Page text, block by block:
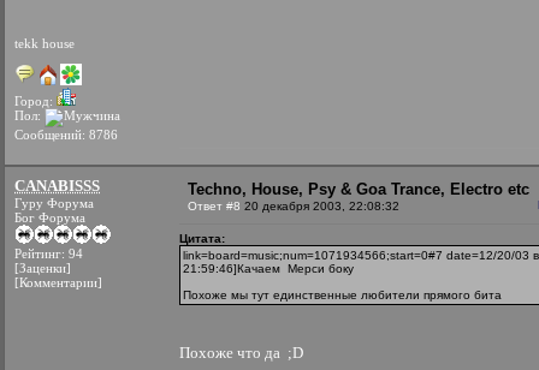
tekk house
Город:
Пол:
Сообщений: 8786
CANABISSS
Гуру Форума
Бог Форума
Рейтинг: 94
[Заценки]
[Комментарии]
Techno, House, Psy & Goa Trance, Electro etc
Ответ #8 20 декабря 2003, 22:08:32
Цитата:
link=board=music;num=1071934566;start=0#7 date=12/20/03 в
21:59:46]Качаем Мерси боку
Похоже мы тут единственные любители прямого бита
Похоже что да ;D